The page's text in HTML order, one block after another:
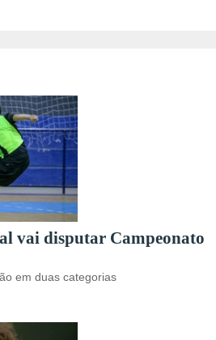
vai disputar Campeonato
em duas categorias